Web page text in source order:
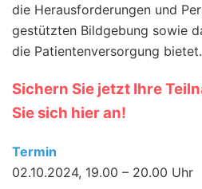
die Herausforderungen und
gestützten Bildgebung sowie
die Patientenversorgung bietet.
Sichern Sie jetzt Ihre
Sie sich hier an!
Termin
02.10.2024, 19.00 – 20.00 Uhr